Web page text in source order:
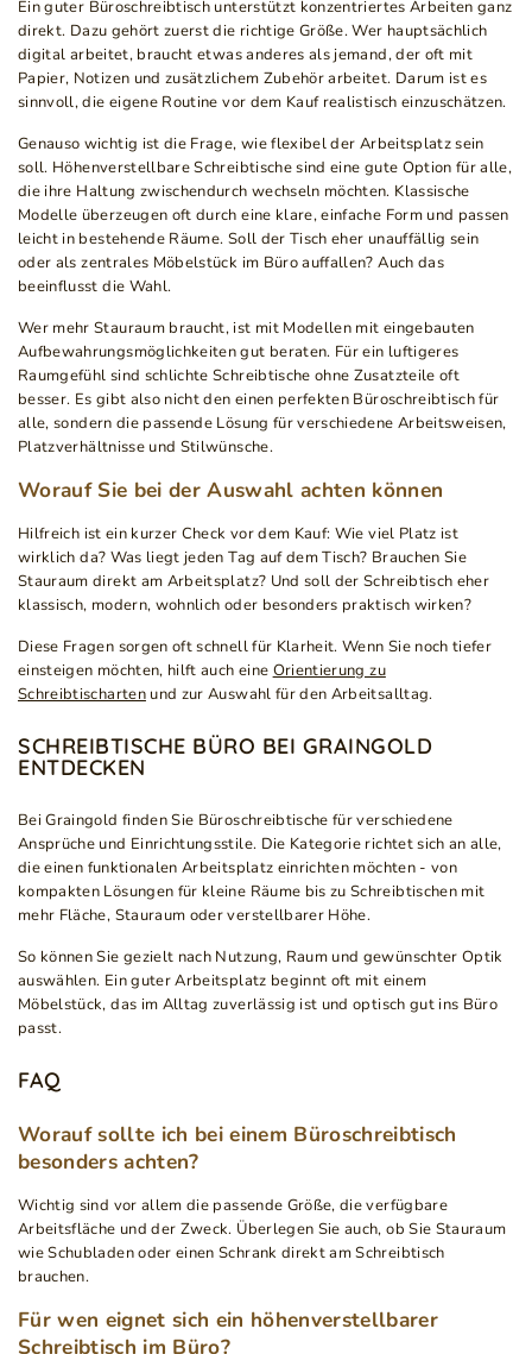
Ein guter Büroschreibtisch unterstützt konzentriertes Arbeiten ganz
direkt. Dazu gehört zuerst die richtige Größe. Wer hauptsächlich
digital arbeitet, braucht etwas anderes als jemand, der oft mit
Papier, Notizen und zusätzlichem Zubehör arbeitet. Darum ist es
sinnvoll, die eigene Routine vor dem Kauf realistisch einzuschätzen.
Genauso wichtig ist die Frage, wie flexibel der Arbeitsplatz sein
soll. Höhenverstellbare Schreibtische sind eine gute Option für alle,
die ihre Haltung zwischendurch wechseln möchten. Klassische
Modelle überzeugen oft durch eine klare, einfache Form und passen
leicht in bestehende Räume. Soll der Tisch eher unauffällig sein
oder als zentrales Möbelstück im Büro auffallen? Auch das
beeinflusst die Wahl.
Wer mehr Stauraum braucht, ist mit Modellen mit eingebauten
Aufbewahrungsmöglichkeiten gut beraten. Für ein luftigeres
Raumgefühl sind schlichte Schreibtische ohne Zusatzteile oft
besser. Es gibt also nicht den einen perfekten Büroschreibtisch für
alle, sondern die passende Lösung für verschiedene Arbeitsweisen,
Platzverhältnisse und Stilwünsche.
Worauf Sie bei der Auswahl achten können
Hilfreich ist ein kurzer Check vor dem Kauf: Wie viel Platz ist
wirklich da? Was liegt jeden Tag auf dem Tisch? Brauchen Sie
Stauraum direkt am Arbeitsplatz? Und soll der Schreibtisch eher
klassisch, modern, wohnlich oder besonders praktisch wirken?
Diese Fragen sorgen oft schnell für Klarheit. Wenn Sie noch tiefer
einsteigen möchten, hilft auch eine Orientierung zu
Schreibtischartenund zur Auswahl für den Arbeitsalltag.
SCHREIBTISCHE BÜRO BEI GRAINGOLD
ENTDECKEN
Bei Graingold finden Sie Büroschreibtische für verschiedene
Ansprüche und Einrichtungsstile. Die Kategorie richtet sich an alle,
die einen funktionalen Arbeitsplatz einrichten möchten - von
kompakten Lösungen für kleine Räume bis zu Schreibtischen mit
mehr Fläche, Stauraum oder verstellbarer Höhe.
So können Sie gezielt nach Nutzung, Raum und gewünschter Optik
auswählen. Ein guter Arbeitsplatz beginnt oft mit einem
Möbelstück, das im Alltag zuverlässig ist und optisch gut ins Büro
passt.
FAQ
Worauf sollte ich bei einem Büroschreibtisch
besonders achten?
Wichtig sind vor allem die passende Größe, die verfügbare
Arbeitsfläche und der Zweck. Überlegen Sie auch, ob Sie Stauraum
wie Schubladen oder einen Schrank direkt am Schreibtisch
brauchen.
Für wen eignet sich ein höhenverstellbarer
Schreibtisch im Büro?